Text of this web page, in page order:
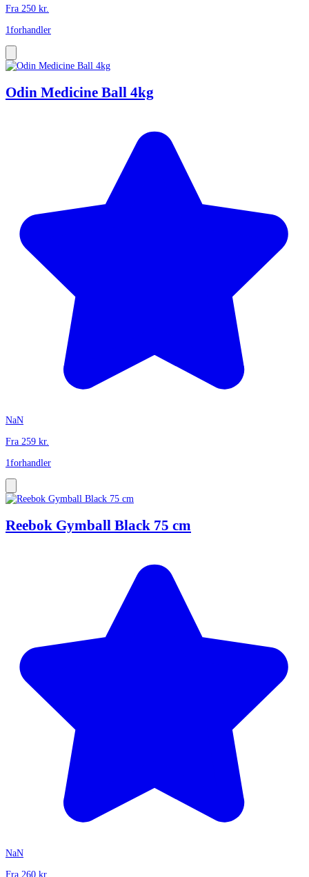
Fra 250 kr.
1forhandler
Odin Medicine Ball 4kg
NaN
Fra 259 kr.
1 forhandler
Reebok Gymball Black 75 cm
NaN
Fra 260 kr.